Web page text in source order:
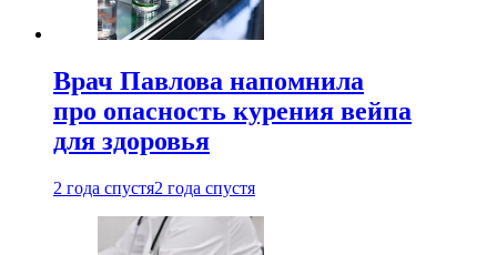
Врач Павлова напомнила
про опасность курения вейпа
для здоровья
2 года спустя2 года спустя